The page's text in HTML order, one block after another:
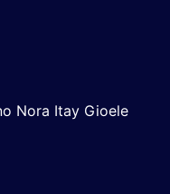
Nora Itay Gioele